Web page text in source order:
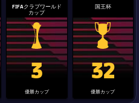
League trophy
FIFAクラブワールド
カップ
label.aria.clubworldcup
3
優勝カップ
国王杯
国王杯
32
優勝カップ